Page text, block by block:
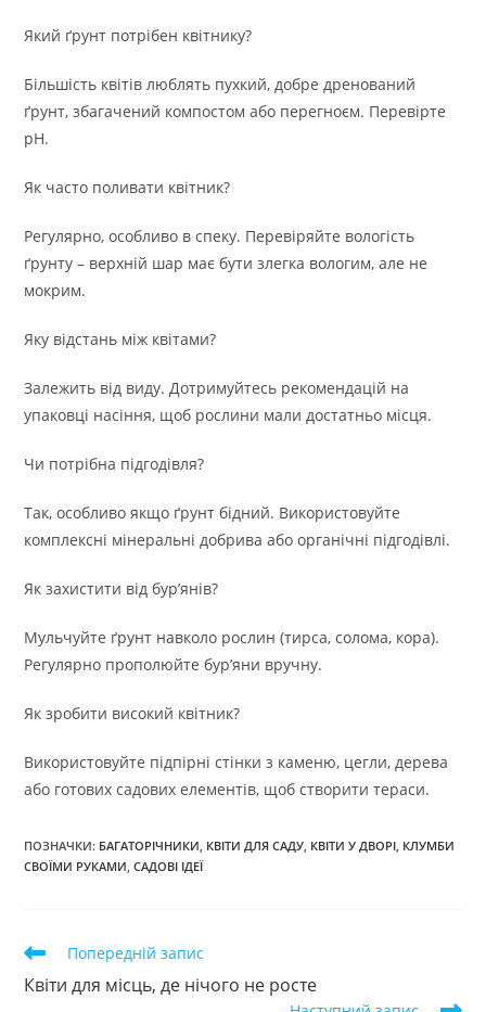
Який ґрунт потрібен квітнику?
Більшість квітів люблять пухкий, добре дренований
ґрунт, збагачений компостом або перегноєм. Перевірте
pH.
Як часто поливати квітник?
Регулярно, особливо в спеку. Перевіряйте вологість
ґрунту – верхній шар має бути злегка вологим, але не
мокрим.
Яку відстань між квітами?
Залежить від виду. Дотримуйтесь рекомендацій на
упаковці насіння, щоб рослини мали достатньо місця.
Чи потрібна підгодівля?
Так, особливо якщо ґрунт бідний. Використовуйте
комплексні мінеральні добрива або органічні підгодівлі.
Як захистити від бур’янів?
Мульчуйте ґрунт навколо рослин (тирса, солома, кора).
Регулярно прополюйте бур’яни вручну.
Як зробити високий квітник?
Використовуйте підпірні стінки з каменю, цегли, дерева
або готових садових елементів, щоб створити тераси.
ПОЗНАЧКИ: БАГАТОРІЧНИКИ, КВІТИ ДЛЯ САДУ, КВІТИ У ДВОРІ, КЛУМБИ
СВОЇМИ РУКАМИ, САДОВІ ІДЕЇ
Прочитати
статей
Попередній запис
Квіти для місць, де нічого не росте